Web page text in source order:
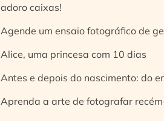
adoro caixas!
Agende um ensaio fotográfico de
Alice, uma princesa com 10 dias
Antes e depois do nascimento: do
Aprenda a arte de fotografar